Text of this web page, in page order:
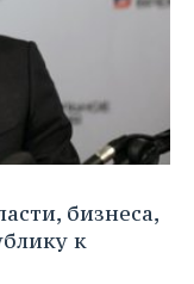
бизнеса,
к